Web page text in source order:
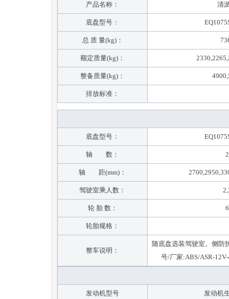
产品名称： 清
底盘型号：
总 质 量(kg)：
额定质量(kg)：
整备质量(kg)：
排放标准：
底盘型号：
轴 数： 2
轴 距(mm)：
驾驶室乘人数：
轮 胎 数： 6
轮胎规格：
整车说明：
随底盘选装驾驶室。侧防
号/厂家:ABS/ASR-
发动机型号 发动机